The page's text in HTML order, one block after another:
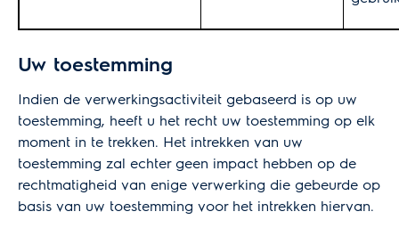
Uw toestemming
Indien de verwerkingsactiviteit gebaseerd is op uw
toestemming, heeft u het recht uw toestemming op elk
moment in te trekken. Het intrekken van uw
toestemming zal echter geen impact hebben op de
rechtmatigheid van enige verwerking die gebeurde op
basis van uw toestemming voor het intrekken hiervan.